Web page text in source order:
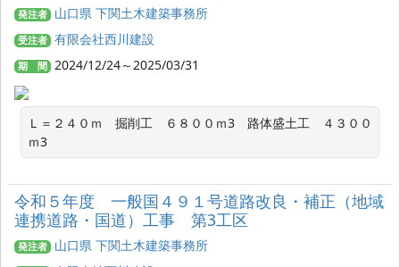
発注者 山口県 下関土木建築事務所
受注者 有限会社西川建設
期 間 2024/12/24～2025/03/31
Ｌ＝２４０ｍ　掘削工　６８００ｍ3　路体盛土工　４３００
ｍ3
令和５年度 一般国４９１号道路改良・補正（地域
連携道路・国道）工事 第3工区
発注者 山口県 下関土木建築事務所